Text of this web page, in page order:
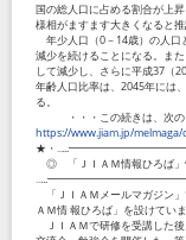
国の総人口に占める割合が上
様相がますます大きくなると推
年少人口（0－14歳）の人口
減少を続けることになる。ま
して減少し、さらに平成37（
年齢人口比率は、2045年には
る。
・・・この続きは、次のＵ
https://www.jiam.jp/
★・
◎ 「ＪＩＡＭ情報ひろば
「ＪＩＡＭメールマガジン
ＡＭ情 報ひろば」を設けていま
ＪＩＡＭで研修を受講した